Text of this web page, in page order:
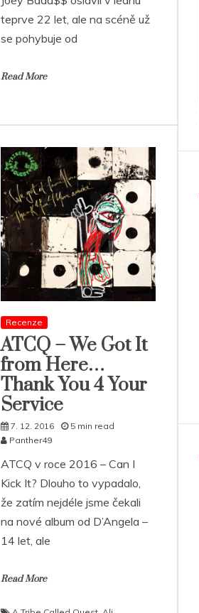
teprve 22 let, ale na scéně už
se pohybuje od
Read More
Recenze
ATCQ – We Got It
from Here…
Thank You 4 Your
Service
7. 12. 2016
5 min read
Panther49
ATCQ v roce 2016 – Can I
Kick It? Dlouho to vypadalo,
že zatím nejdéle jsme čekali
na nové album od D’Angela –
14 let, ale
Read More